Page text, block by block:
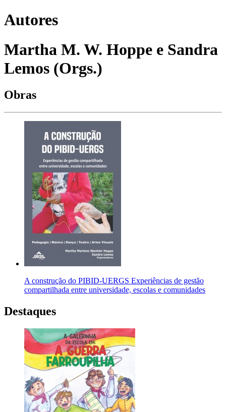
Autores
Martha M. W. Hoppe e Sandra
Lemos (Orgs.)
Obras
A construção do PIBID-UERGS Experiências de gestão
compartilhada entre universidade, escolas e comunidades
Destaques